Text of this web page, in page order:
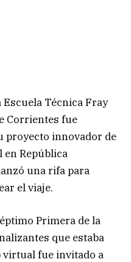
Técnica Fray
Corrientes fue
proyecto innovador de
República
una rifa para
el viaje.
Primera de la
que estaba
fue invitado a